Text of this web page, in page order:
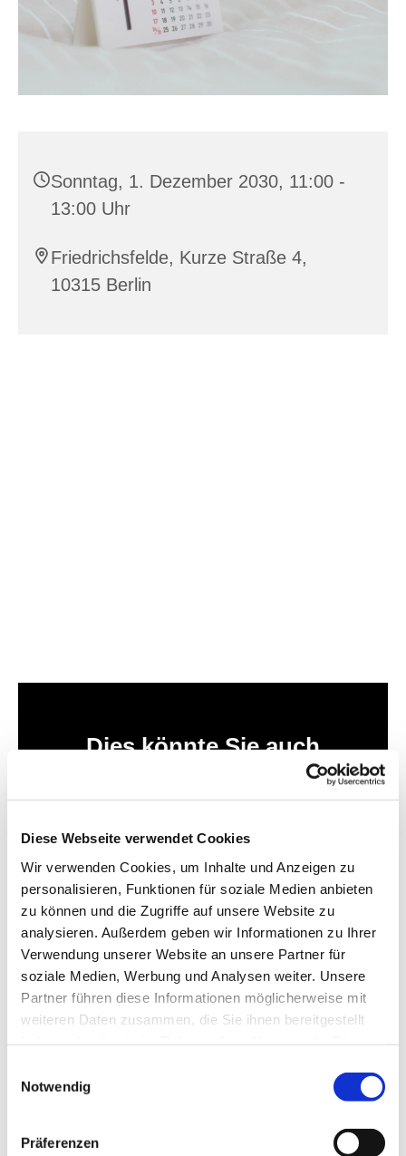
Diese Webseite verwendet Cookies
Wir verwenden Cookies, um Inhalte und Anzeigen zu
personalisieren, Funktionen für soziale Medien anbieten
zu können und die Zugriffe auf unsere Website zu
analysieren. Außerdem geben wir Informationen zu Ihrer
Verwendung unserer Website an unsere Partner für
soziale Medien, Werbung und Analysen weiter. Unsere
Partner führen diese Informationen möglicherweise mit
weiteren Daten zusammen, die Sie ihnen bereitgestellt
Notwendig
Präferenzen
Sonntag, 1. Dezember 2030, 11:00 -
13:00 Uhr
Friedrichsfelde, Kurze Straße 4,
10315 Berlin
Dies könnte Sie auch